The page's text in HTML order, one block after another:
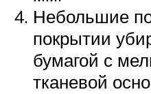
Небольшие
покрытии
бумагой с
тканевой